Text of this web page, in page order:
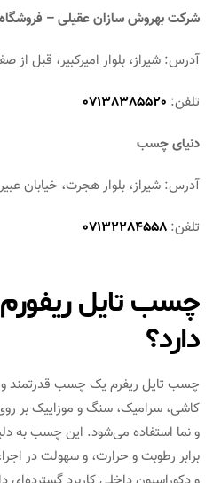
شرکت بهروش سازان عقیلی –
آدرس: شیراز، بلوار امیرکبیر، قبل از
تلفن: 07138385520
دنیای چسب
آدرس: شیراز، بلوار هجرت، خیابان
تلفن: 07132284558
چسب تایل
دارد؟
چسب تایل ریفرم یک چسب قدرتمند
کاشی، سرامیک، سنگ و موزاییک بر
و نما استفاده می‌شود. این چسب به
برابر رطوبت و حرارت، و سهولت در